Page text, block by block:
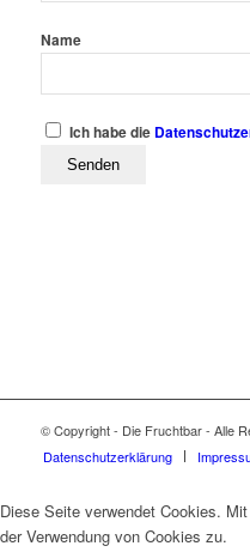
Name
Ich habe die
© Copyright - Die Fruchtbar - Alle
Datenschutz­erklärung
Diese Seite verwendet Cookies.
der Verwendung von Cookies zu.